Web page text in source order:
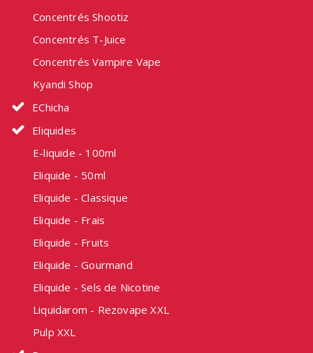
Concentrés Shootiz
Concentrés T-Juice
Concentrés Vampire Vape
Kyandi Shop
EChicha
Eliquides
E-liquide - 100ml
Eliquide - 50ml
Eliquide - Classique
Eliquide - Frais
Eliquide - Fruits
Eliquide - Gourmand
Eliquide - Sels de Nicotine
Liquidarom - Rezovape XXL
Pulp XXL